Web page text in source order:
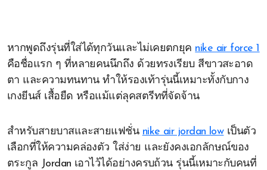
หากพูดถึงรุ่นที่ใส่ได้ทุกวันและไม่เคยตกยุค nike air force 1
คือชื่อแรก ๆ ที่หลายคนนึกถึง ด้วยทรงเรียบ สีขาวสะอาด
ตา และความทนทาน ทำให้รองเท้ารุ่นนี้เหมาะทั้งกับกาง
เกงยีนส์ เสื้อยืด หรือแม้แต่ลุคสตรีทที่จัดจ้าน
สำหรับสายบาสและสายแฟชั่น nike air jordan lowเป็นตัว
เลือกที่ให้ความคล่องตัว ใส่ง่าย และยังคงเอกลักษณ์ของ
ตระกูล Jordan เอาไว้ได้อย่างครบถ้วน รุ่นนี้เหมาะกับคนที่